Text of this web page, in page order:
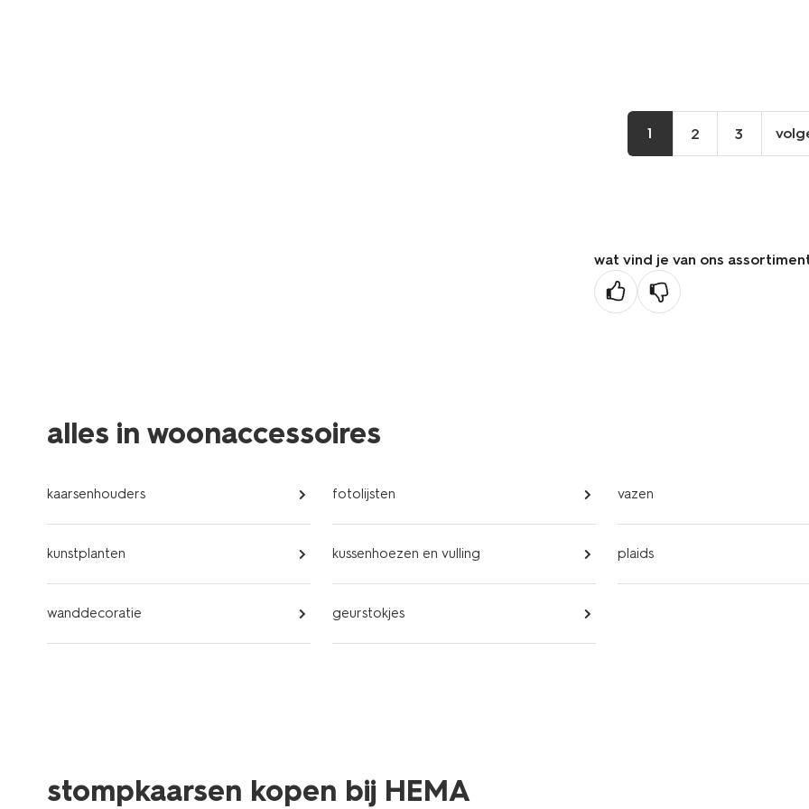
1 2 3
wat vind je van ons
alles in woonaccessoires
kaarsenhouders fotolijsten vazen
kunstplanten kussenhoezen en vulling plaids
wanddecoratie geurstokjes
stompkaarsen kopen bij HEMA